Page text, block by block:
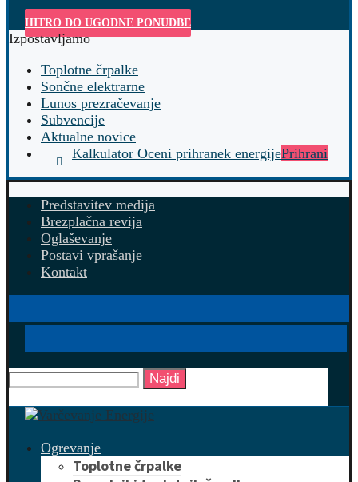
HITRO DO UGODNE PONUDBE
Izpostavljamo
Toplotne črpalke
Sončne elektrarne
Lunos prezračevanje
Subvencije
Aktualne novice
Kalkulator Oceni prihranek energijePrihrani
Predstavitev medija
Brezplačna revija
Oglaševanje
Postavi vprašanje
Kontakt
Najdi
Ogrevanje
Toplotne črpalke